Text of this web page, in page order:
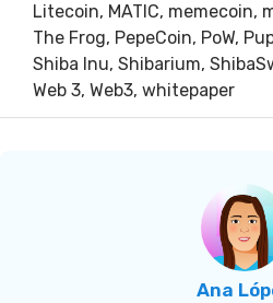
Litecoin, MATIC, memecoin,
The Frog, PepeCoin, PoW,
Shiba Inu, Shibarium,
Web 3, Web3, whitepaper
Ana